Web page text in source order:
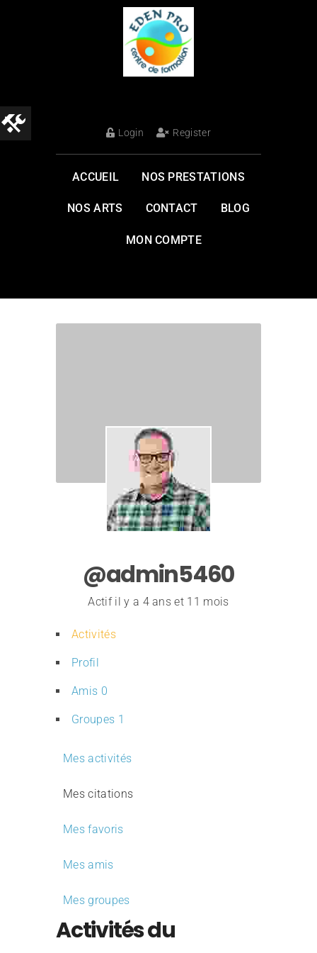
Login Register
ACCUEIL NOS PRESTATIONS
NOS ARTS CONTACT BLOG
MON COMPTE
@admin5460
Actif il y a 4 ans et 11 mois
Activités
Profil
Amis 0
Groupes 1
Mes activités
Mes citations
Mes favoris
Mes amis
Mes groupes
Activités du